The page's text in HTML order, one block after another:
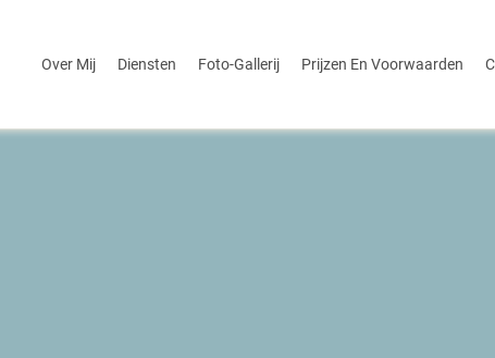
Over Mij Diensten Foto-Gallerij Prijzen En Voorwaarden